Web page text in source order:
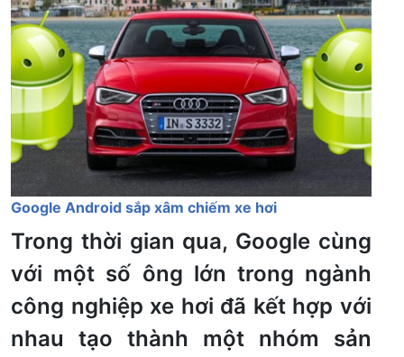
Google Android sắp xâm chiếm xe hơi
Trong thời gian qua, Google cùng
với một số ông lớn trong ngành
công nghiệp xe hơi đã kết hợp với
nhau tạo thành một nhóm sản